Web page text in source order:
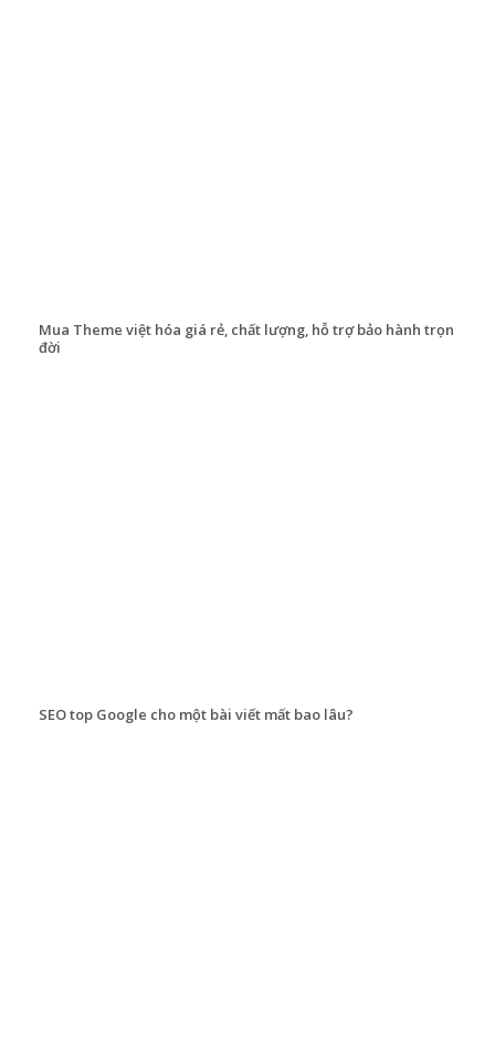
Mua Theme việt hóa giá rẻ, chất lượng, hỗ trợ bảo hành trọn
đời
SEO top Google cho một bài viết mất bao lâu?